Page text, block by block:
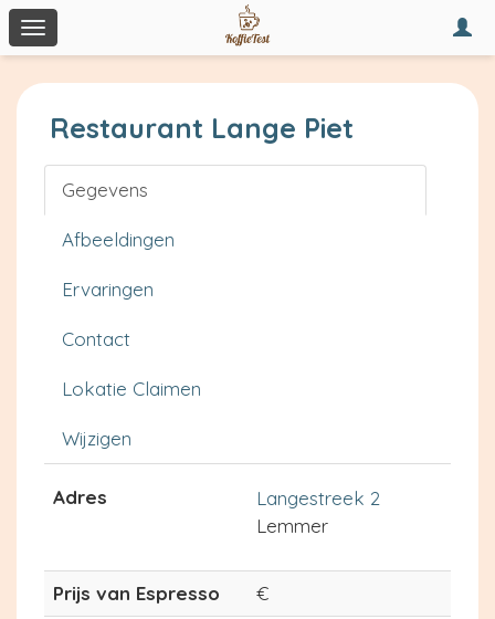
Toggle
navigation
Restaurant Lange Piet
Gegevens
Afbeeldingen
Ervaringen
Contact
Lokatie Claimen
Wijzigen
Adres
Langestreek 2
Lemmer
Prijs van Espresso
€